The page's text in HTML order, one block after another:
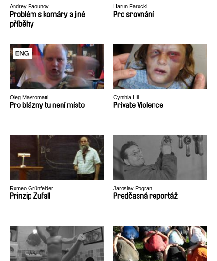
Andrey Paounov
Problém s komáry a jiné
příběhy
Harun Farocki
Pro srovnání
Oleg Mavromatti
Pro blázny tu není místo
Cynthia Hill
Private Violence
Romeo Grünfelder
Prinzip Zufall
Jaroslav Pogran
Predčasná reportáž